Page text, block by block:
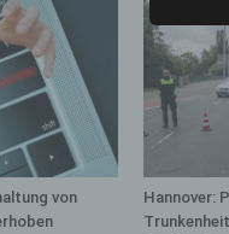
von
Hannover:
f)